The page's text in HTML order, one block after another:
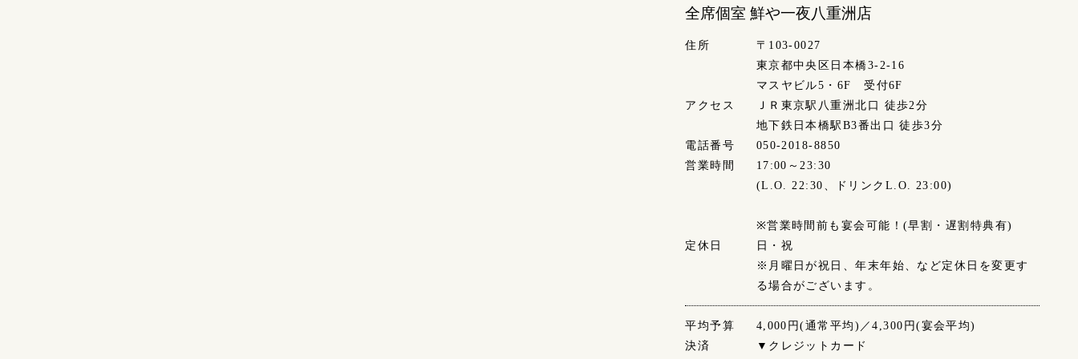
全席個室 鮮や一夜八重洲店
住所
〒103-0027
東京都中央区日本橋3-2-16
マスヤビル5・6F 受付6F
アクセス
ＪＲ東京駅八重洲北口 徒歩2分
地下鉄日本橋駅B3番出口 徒歩3分
電話番号
050-2018-8850
営業時間
17:00～23:30
(L.O. 22:30、ドリンクL.O. 23:00)
※営業時間前も宴会可能！(早割・遅割特典有)
定休日
日・祝
※月曜日が祝日、年末年始、など定休日を変更す
る場合がございます。
平均予算
4,000円(通常平均)／4,300円(宴会平均)
決済
▼クレジットカード